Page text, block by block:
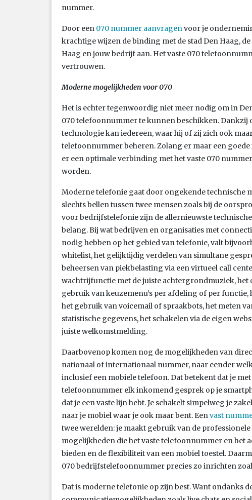
nummer.
Door een 070 nummer aanvragen voor je
krachtige wijzen de binding met de stad Den Haag,
Haag en jouw bedrijf aan. Het vaste 070
vertrouwen.
Moderne mogelijkheden voor 070
Het is echter tegenwoordig niet meer nodig om in
070 telefoonnummer te kunnen beschikken. Dankzij
technologie kan iedereen, waar hij of zij zich ook
telefoonnummer beheren. Zolang er maar een
er een optimale verbinding met het vaste 070
worden.
Moderne telefonie gaat door ongekende technische
slechts bellen tussen twee mensen zoals bij de
voor bedrijfstelefonie zijn de allernieuwste
belang. Bij wat bedrijven en organisaties met
nodig hebben op het gebied van telefonie, valt
whitelist, het gelijktijdig verdelen van simultane
beheersen van piekbelasting via een virtueel call
wachtrijfunctie met de juiste achtergrondmuziek, het
gebruik van keuzemenu’s per afdeling of per
het gebruik van voicemail of spraakbots, het meten
statistische gegevens, het schakelen via de eigen
juiste welkomstmelding.
Daarbovenop komen nog de mogelijkheden van
nationaal of internationaal nummer, naar eender
inclusief een mobiele telefoon. Dat betekent dat je
telefoonnummer elk inkomend gesprek op je
dat je een vaste lijn hebt. Je schakelt simpelweg je
naar je mobiel waar je ook maar bent. Een vast
twee werelden: je maakt gebruik van de
mogelijkheden die het vaste telefoonnummer en het
bieden en de flexibiliteit van een mobiel toestel.
070 bedrijfstelefoonnummer precies zo inrichten
Dat is moderne telefonie op zijn best. Want ondanks